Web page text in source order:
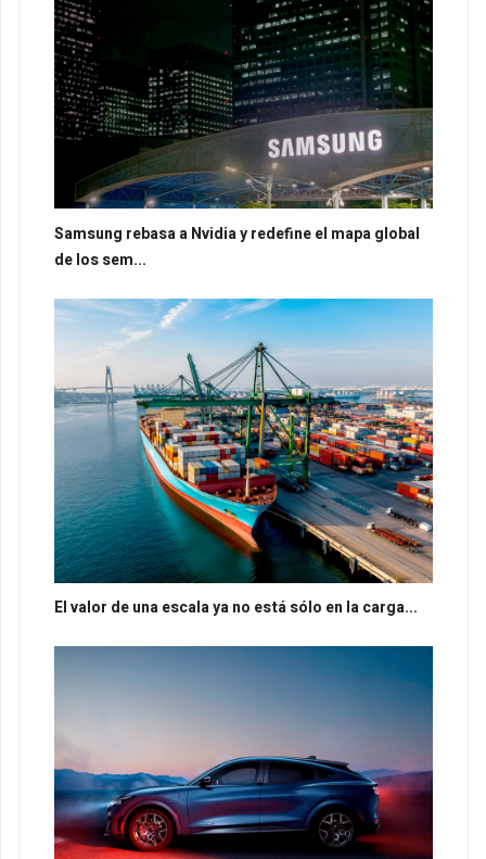
Samsung rebasa a Nvidia y redefine el mapa global
de los sem...
El valor de una escala ya no está sólo en la carga...